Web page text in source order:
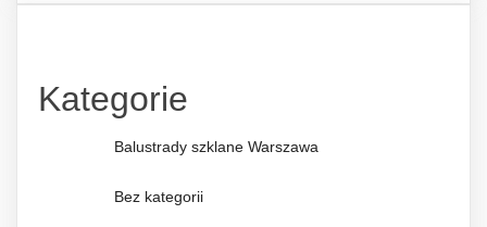
Kategorie
Balustrady szklane Warszawa
Bez kategorii